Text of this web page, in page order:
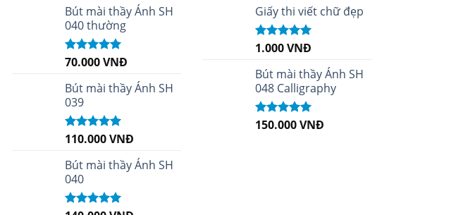
sao
Bút mài thầy Ánh SH
040 thường
Được xếp
sao
70.000VNĐ
Bút mài thầy Ánh SH
039
Được xếp
sao
110.000VNĐ
Bút mài thầy Ánh SH
040
sao
Giấy thi viết chữ đẹp
Được xếp
sao
1.000VNĐ
Bút mài thầy Ánh SH
048 Calligraphy
Được xếp
150.000VNĐ